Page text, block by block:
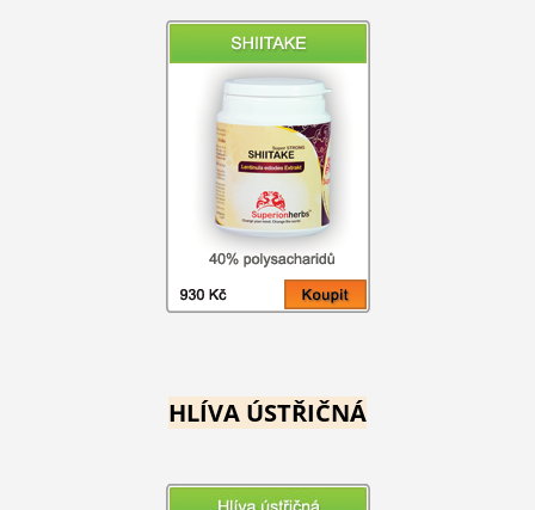
HLÍVA ÚSTŘIČNÁ